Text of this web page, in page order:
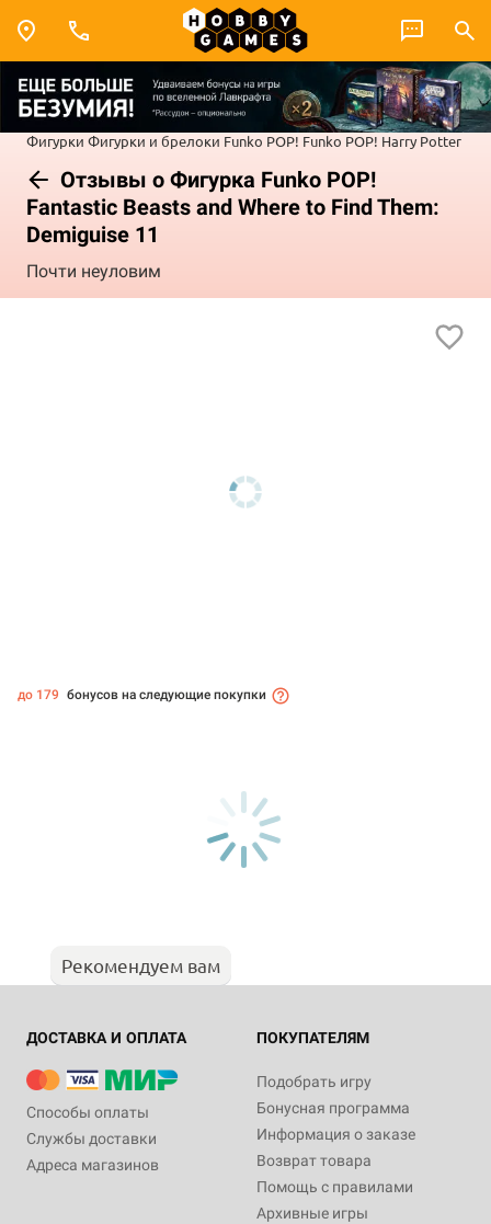
Фигурки Фигурки и брелоки Funko POP! Funko POP! Harry Potter
Отзывы о Фигурка Funko POP!
Fantastic Beasts and Where to Find Them:
Demiguise 11
Почти неуловим
до 179 бонусов на следующие покупки
Рекомендуем вам
ДОСТАВКА И ОПЛАТА
Способы оплаты
Службы доставки
Адреса магазинов
ПОКУПАТЕЛЯМ
Подобрать игру
Бонусная программа
Информация о заказе
Возврат товара
Помощь с правилами
Архивные игры